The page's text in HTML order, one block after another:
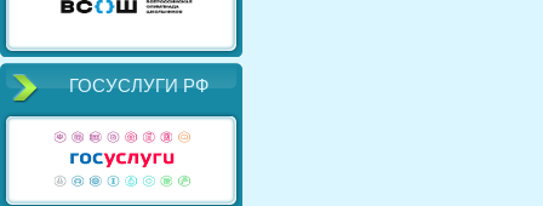
ГОСУСЛУГИ РФ